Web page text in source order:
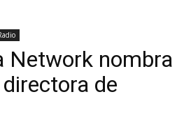
Network nombra
de